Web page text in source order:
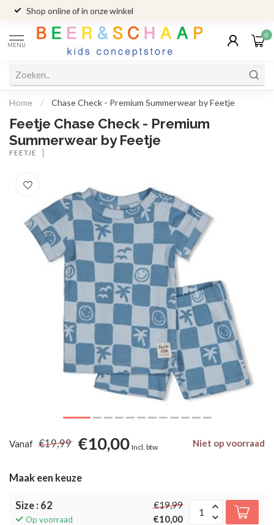
Shop online of in onze winkel
MENU
0
Home / Chase Check - Premium Summerwear by Feetje
Feetje Chase Check - Premium
Summerwear by Feetje
FEETJE
Vanaf €19,99 €10,00 Incl. btw Niet op voorraad
Maak een keuze
Size : 62
Op voorraad
€19,99
€10,00